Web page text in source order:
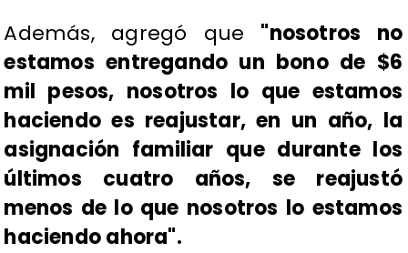
Además, agregó que "nosotros no
estamos entregando un bono de $6
mil pesos, nosotros lo que estamos
haciendo es reajustar, en un año, la
asignación familiar que durante los
últimos cuatro años, se reajustó
menos de lo que nosotros lo estamos
haciendo ahora".